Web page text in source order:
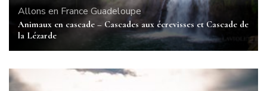
Allons en France Guadeloupe
Animaux en cascade – Cascades aux écrevisses et Cascade de
la Lézarde